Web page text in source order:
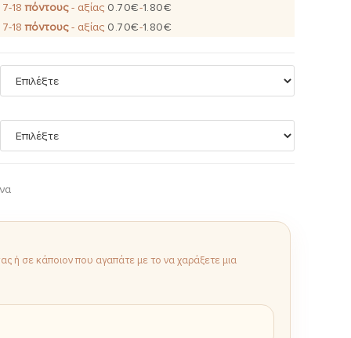
7-18 πόντους- αξίας 0.70€-1.80€
7-18 πόντους- αξίας 0.70€-1.80€
ή σε κάποιον που αγαπάτε με το να χαράξετε μια